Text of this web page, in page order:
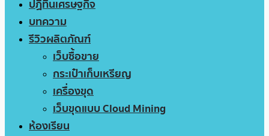
ปฏิทินเศรษฐกิจ
บทความ
รีวิวผลิตภัณฑ์
เว็บซื้อขาย
กระเป๋าเก็บเหรียญ
เครื่องขุด
เว็บขุดแบบ Cloud Mining
ห้องเรียน